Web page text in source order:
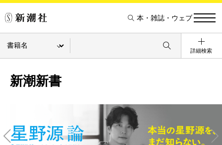
本・雑誌・ウェブ
詳細検索
新潮新書